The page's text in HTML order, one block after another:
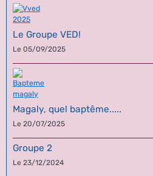
Le Groupe VED!
Le 05/09/2025
Magaly, quel baptême.....
Le 20/07/2025
Groupe 2
Le 23/12/2024